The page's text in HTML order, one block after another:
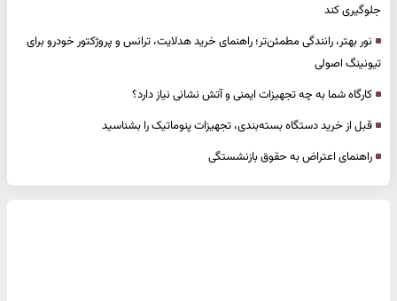
جلوگیری کند
نور بهتر، رانندگی مطمئن‌تر؛ راهنمای خرید هدلایت، ترانس و پروژکتور خودرو برای
تیونینگ اصولی
کارگاه شما به چه تجهیزات ایمنی و آتش نشانی نیاز دارد؟
قبل از خرید دستگاه بسته‌بندی، تجهیزات پنوماتیک را بشناسید
راهنمای اعتراض به حقوق بازنشستگی